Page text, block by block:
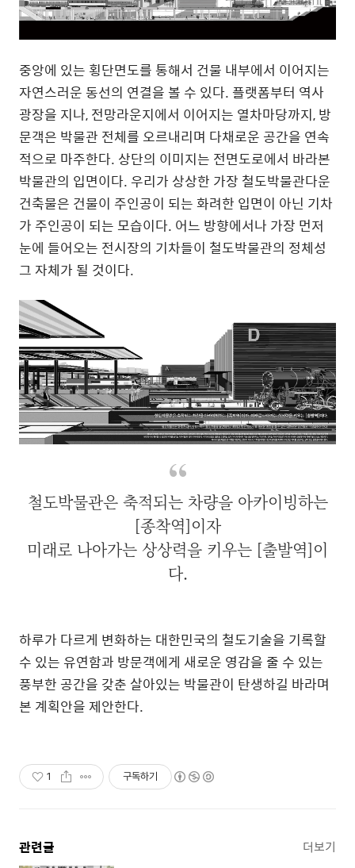
중앙에 있는 횡단면도를 통해서 건물 내부에서 이어지는
자연스러운 동선의 연결을 볼 수 있다.플랫폼부터 역사
광장을 지나,전망라운지에서 이어지는 열차마당까지,방
문객은 박물관 전체를 오르내리며 다채로운 공간을 연속
적으로 마주한다. 상단의 이미지는 전면도로에서 바라본
박물관의 입면이다. 우리가 상상한 가장 철도박물관다운
건축물은 건물이 주인공이 되는 화려한 입면이 아닌 기차
가 주인공이 되는 모습이다. 어느 방향에서나 가장 먼저
눈에 들어오는 전시장의 기차들이 철도박물관의 정체성
그 자체가 될 것이다.
철도박물관은 축적되는 차량을 아카이빙하는
[종착역]이자
미래로 나아가는 상상력을 키우는 [출발역]이
다.
하루가 다르게 변화하는 대한민국의 철도기술을 기록할
수 있는 유연함과 방문객에게 새로운 영감을 줄 수 있는
풍부한 공간을 갖춘 살아있는 박물관이 탄생하길 바라며
본 계획안을 제안한다.
1 구독하기
관련글 더보기